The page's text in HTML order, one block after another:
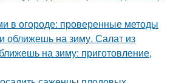
в огороде: проверенные методы
оближешь на зиму. Салат из
на зиму: приготовление,